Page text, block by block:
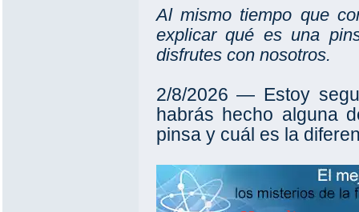
Al mismo tiempo que
explicar qué es una
disfrutes con nosotros.
2/8/2026 ― Estoy
habrás hecho alguna
pinsa y cuál es la